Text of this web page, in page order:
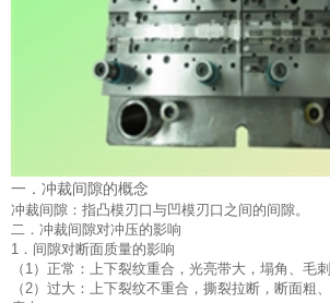
一．冲裁间隙的概念
冲裁间隙：指凸模刃口与凹模刃口之间的间隙。
二．冲裁间隙对冲压的影响
1．间隙对断面质量的影响
（1）正常：上下裂纹重合，光亮带大，塌角、毛
（2）过大：上下裂纹不重合，撕裂拉断，断面粗